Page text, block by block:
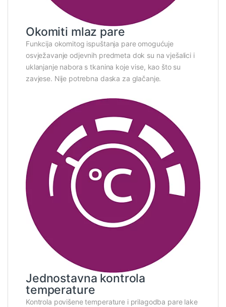
Okomiti mlaz pare
Funkcija okomitog ispuštanja pare omogućuje
osvježavanje odjevnih predmeta dok su na vješalici i
uklanjanje nabora s tkanina koje vise, kao što su
zavjese. Nije potrebna daska za glačanje.
Jednostavna kontrola
temperature
Kontrola povišene temperature i prilagodba pare lake